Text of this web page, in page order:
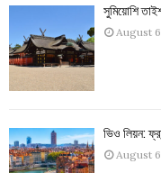
সুমিয়োশি
August
ভিও লিয়ন:
August